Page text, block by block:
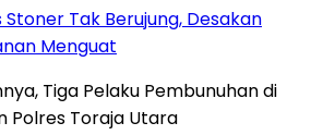
Stoner Tak Berujung, Desakan
Menguat